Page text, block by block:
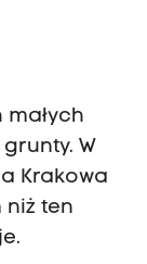
małych
W
Krakowa
niż ten